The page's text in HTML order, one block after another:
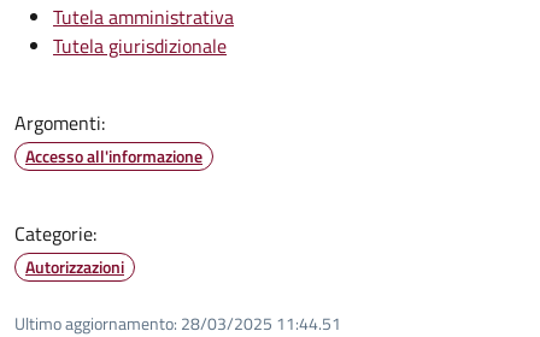
Tutela amministrativa
Tutela giurisdizionale
Argomenti:
Accesso all'informazione
Categorie:
Autorizzazioni
Ultimo aggiornamento: 28/03/2025 11:44.51